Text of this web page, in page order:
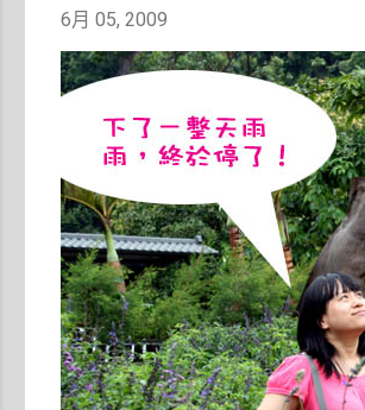
6月 05, 2009